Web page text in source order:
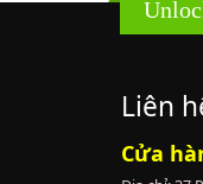
Liên
Cửa